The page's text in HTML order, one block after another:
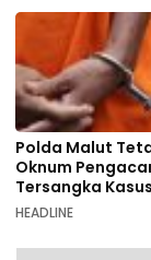
Polda Malut
Oknum
Tersangka Kasus
Pemalsuan
HEADLINE